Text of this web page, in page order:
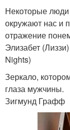
Некоторые
окружают нас и
отражение
Элизабет
Nights)
Зеркало,
глаза мужчины.
Зигмунд Графф